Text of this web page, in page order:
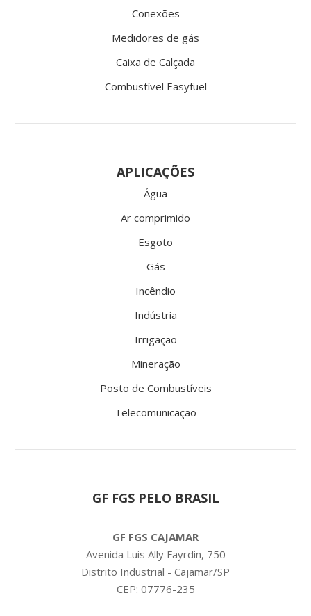
Conexões
Medidores de gás
Caixa de Calçada
Combustível Easyfuel
APLICAÇÕES
Água
Ar comprimido
Esgoto
Gás
Incêndio
Indústria
Irrigação
Mineração
Posto de Combustíveis
Telecomunicação
GF FGS PELO BRASIL
GF FGS CAJAMAR
Avenida Luis Ally Fayrdin, 750
Distrito Industrial - Cajamar/SP
CEP: 07776-235